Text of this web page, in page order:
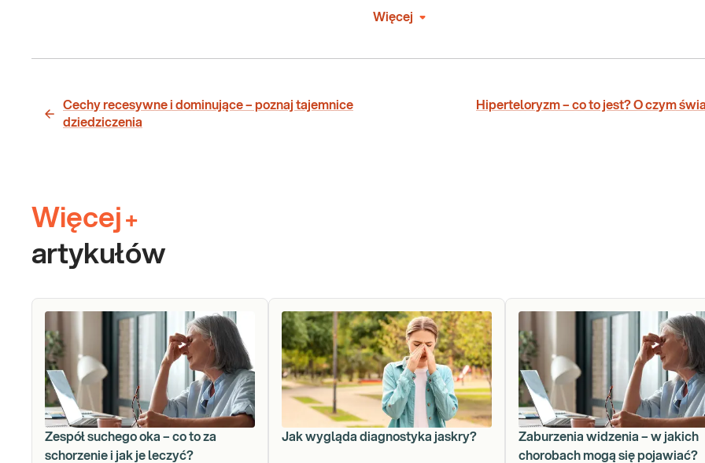
Więcej
Cechy recesywne i dominujące – poznaj tajemnice
dziedziczenia
Hiperteloryzm – co to jest? O czym
Więcej +
artykułów
Zespół suchego oka – co to za
schorzenie i jak je leczyć?
Jak wygląda diagnostyka jaskry?
Zaburzenia widzenia – w jakich
chorobach mogą się pojawiać?